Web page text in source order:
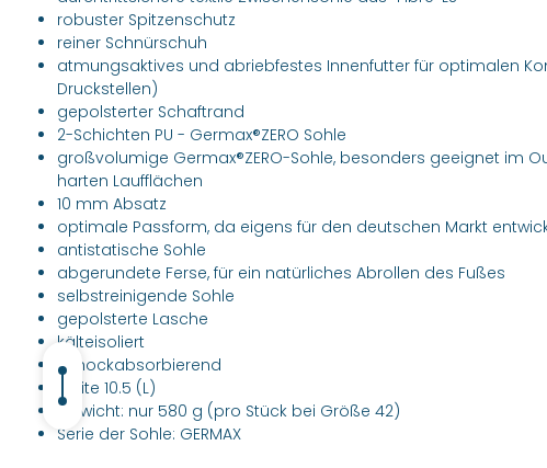
robuster Spitzenschutz
reiner Schnürschuh
atmungsaktives und abriebfestes Innenfutter für optimalen
Druckstellen)
gepolsterter Schaftrand
2-Schichten PU - Germax®ZERO Sohle
großvolumige Germax®ZERO-Sohle, besonders geeignet im
harten Laufflächen
10 mm Absatz
optimale Passform, da eigens für den deutschen Markt
antistatische Sohle
abgerundete Ferse, für ein natürliches Abrollen des Fußes
selbstreinigende Sohle
gepolsterte Lasche
kälteisoliert
schockabsorbierend
Weite 10.5 (L)
Gewicht: nur 580 g (pro Stück bei Größe 42)
Serie der Sohle: GERMAX